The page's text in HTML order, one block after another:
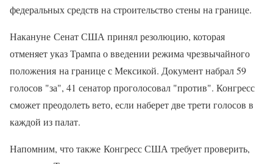
федеральных средств на строительство стены на границе.
Накануне Сенат США принял резолюцию, которая
отменяет указ Трампа о введении режима чрезвычайного
положения на границе с Мексикой. Документ набрал 59
голосов "за", 41 сенатор проголосовал "против". Конгресс
сможет преодолеть вето, если наберет две трети голосов в
каждой из палат.
Напомним, что также Конгресс США требует проверить,